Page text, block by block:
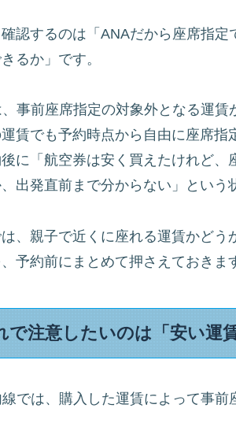
認するのは「ANAだから座席指
るか」です。
事前座席指定の対象外となる運
賃でも予約時点から自由に座席
に「航空券は安く買えたけれど
出発直前まで分からない」という
、親子で近くに座れる運賃かど
予約前にまとめて押さえておきま
で注意したいのは「安い運
では、購入した運賃によって事前